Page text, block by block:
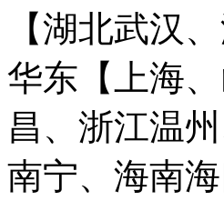
【湖北武汉
华东【上海
昌、浙江温
南宁、海南海